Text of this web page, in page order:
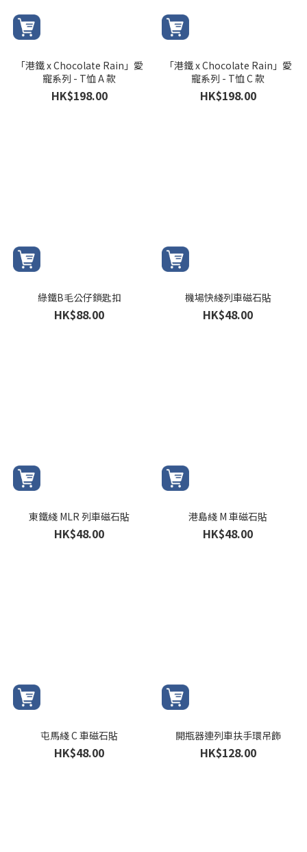
「港鐵 x Chocolate Rain」愛
寵系列 - T恤 A 款
HK$198.00
「港鐵 x Chocolate Rain」愛
寵系列 - T恤 C 款
HK$198.00
綠鐵B毛公仔鎖匙扣
HK$88.00
機場快綫列車磁石貼
HK$48.00
東鐵綫 MLR 列車磁石貼
HK$48.00
港島綫 M 車磁石貼
HK$48.00
屯馬綫 C 車磁石貼
HK$48.00
開瓶器連列車扶手環吊飾
HK$128.00